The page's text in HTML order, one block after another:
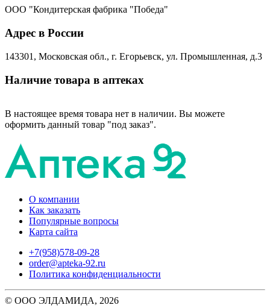
ООО "Кондитерская фабрика "Победа"
Адрес в России
143301, Московская обл., г. Егорьевск, ул. Промышленная, д.3
Наличие товара в аптеках
В настоящее время товара нет в наличии. Вы можете
оформить данный товар "под заказ".
О компании
Как заказать
Популярные вопросы
Карта сайта
+7(958)578-09-28
order@apteka-92.ru
Политика конфиденциальности
© ООО ЭЛДАМИДА, 2026